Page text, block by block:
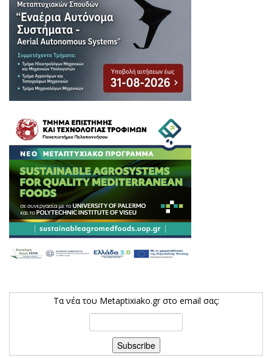
Τα νέα του Metaptixiako.gr στο email σας: